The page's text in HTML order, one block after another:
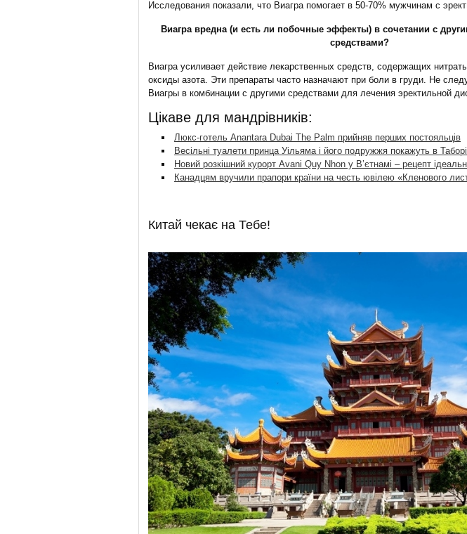
Исследования показали, что Виагра помогает в 50-70% мужчинам с
Виагра вредна (и есть ли побочные эффекты) в сочетании с
средствами?
Виагра усиливает действие лекарственных средств, содержащих
оксиды азота. Эти препараты часто назначают при боли в груди. Не
Виагры в комбинации с другими средствами для лечения эректильной
Цікаве для мандрівників:
Люкс-готель Anantara Dubai The Palm прийняв перших постояльців
Весільні туалети принца Уільяма і його подружжя покажуть в Таборі
Новий розкішний курорт Avani Quy Nhon у В’єтнамі – рецепт
Канадцям вручили прапори країни на честь ювілею «Кленового
Китай чекає на Тебе!